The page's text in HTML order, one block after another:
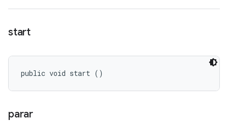
start
public void start ()
parar